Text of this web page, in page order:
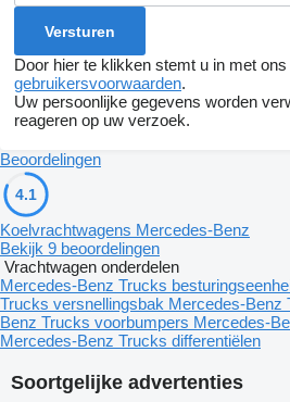
Door hier te klikken stemt u in met ons
gebruikersvoorwaarden.
Uw persoonlijke gegevens worden
reageren op uw verzoek.
Soortgelijke advertenties
Beoordelingen
4.1
Koelvrachtwagens Mercedes-Benz
Bekijk 9 beoordelingen
Vrachtwagen onderdelen
Mercedes-Benz Trucks
Trucks versnellingsbak Mercedes-Benz
Benz Trucks voorbumpers Mercedes-
Mercedes-Benz Trucks differentiëlen